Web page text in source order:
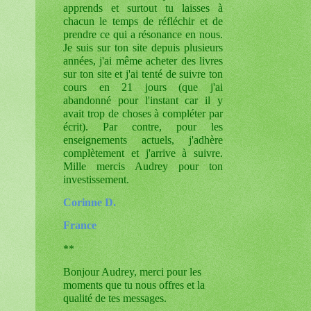
apprends et surtout tu laisses à
chacun le temps de réfléchir et de
prendre ce qui a résonance en nous.
Je suis sur ton site depuis plusieurs
années, j'ai même acheter des livres
sur ton site et j'ai tenté de suivre ton
cours en 21 jours (que j'ai
abandonné pour l'instant car il y
avait trop de choses à compléter par
écrit). Par contre, pour les
enseignements actuels, j'adhère
complètement et j'arrive à suivre.
Mille mercis Audrey pour ton
investissement.
Corinne D.
France
**
Bonjour Audrey, merci pour les
moments que tu nous offres et la
qualité de tes messages.